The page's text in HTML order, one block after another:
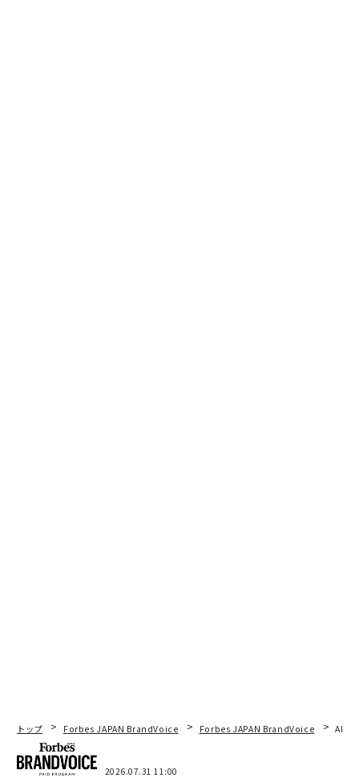
トップ Forbes JAPAN BrandVoice Forbes JAPAN BrandVoice AIが
2026.07.31 11:00